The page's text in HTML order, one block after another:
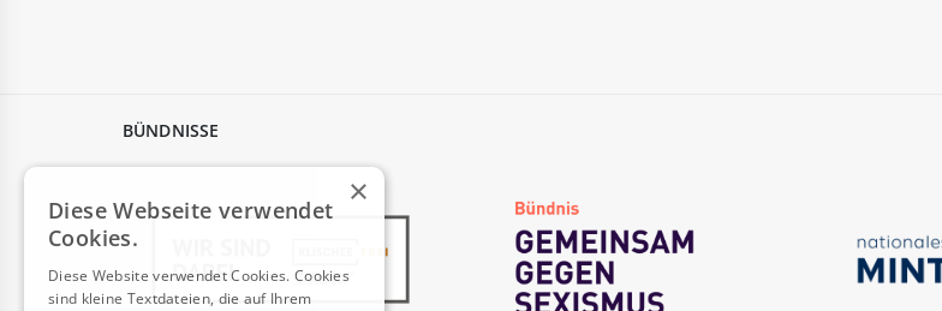
BÜNDNISSE
×
Diese Webseite verwendet
Cookies.
Diese Website verwendet Cookies. Cookies
sind kleine Textdateien, die auf Ihrem